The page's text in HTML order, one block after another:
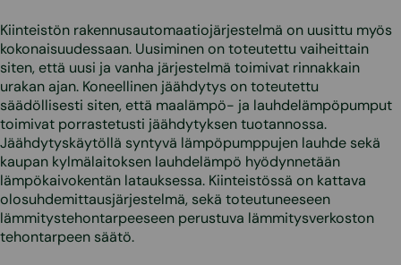
Kiinteistön rakennusautomaatiojärjestelmä on uusittu myös
kokonaisuudessaan. Uusiminen on toteutettu vaiheittain
siten, että uusi ja vanha järjestelmä toimivat rinnakkain
urakan ajan. Koneellinen jäähdytys on toteutettu
säädöllisesti siten, että maalämpö- ja lauhdelämpöpumput
toimivat porrastetusti jäähdytyksen tuotannossa.
Jäähdytyskäytöllä syntyvä lämpöpumppujen lauhde sekä
kaupan kylmälaitoksen lauhdelämpö hyödynnetään
lämpökaivokentän latauksessa. Kiinteistössä on kattava
olosuhdemittausjärjestelmä, sekä toteutuneeseen
lämmitystehontarpeeseen perustuva lämmitysverkoston
tehontarpeen säätö.